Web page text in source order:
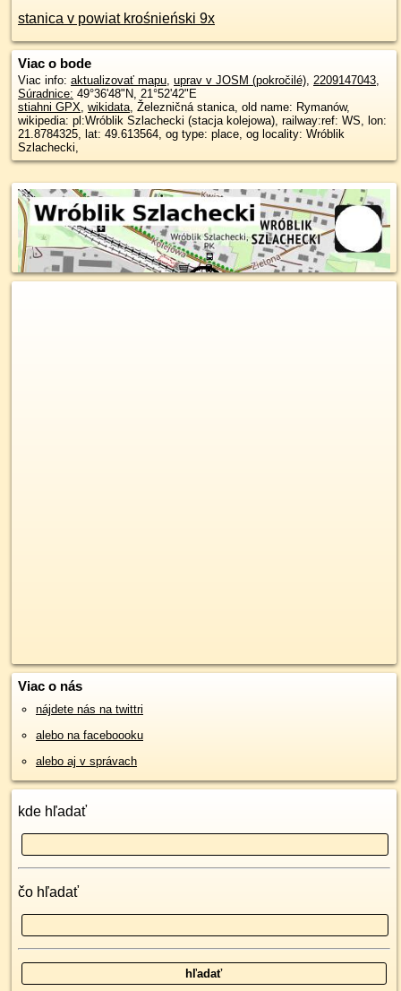
stanica v powiat krośnieński 9x
Viac o bode
Viac info: aktualizovať mapu, uprav v JOSM (pokročilé), 2209147043,
Súradnice: 49°36'48"N, 21°52'42"E
stiahni GPX, wikidata, Železničná stanica, old name: Rymanów,
wikipedia: pl:Wróblik Szlachecki (stacja kolejowa), railway:ref: WS, lon:
21.8784325, lat: 49.613564, og type: place, og locality: Wróblik
Szlachecki,
Viac o nás
nájdete nás na twittri
alebo na faceboooku
alebo aj v správach
kde hľadať
čo hľadať